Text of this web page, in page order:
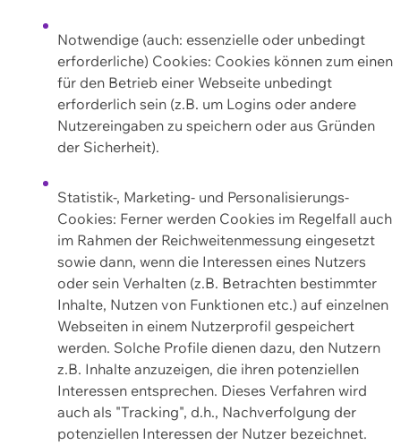
Notwendige (auch: essenzielle oder unbedingt
erforderliche) Cookies: Cookies können zum einen
für den Betrieb einer Webseite unbedingt
erforderlich sein (z.B. um Logins oder andere
Nutzereingaben zu speichern oder aus Gründen
der Sicherheit).
Statistik-, Marketing- und Personalisierungs-
Cookies: Ferner werden Cookies im Regelfall auch
im Rahmen der Reichweitenmessung eingesetzt
sowie dann, wenn die Interessen eines Nutzers
oder sein Verhalten (z.B. Betrachten bestimmter
Inhalte, Nutzen von Funktionen etc.) auf einzelnen
Webseiten in einem Nutzerprofil gespeichert
werden. Solche Profile dienen dazu, den Nutzern
z.B. Inhalte anzuzeigen, die ihren potenziellen
Interessen entsprechen. Dieses Verfahren wird
auch als "Tracking", d.h., Nachverfolgung der
potenziellen Interessen der Nutzer bezeichnet.